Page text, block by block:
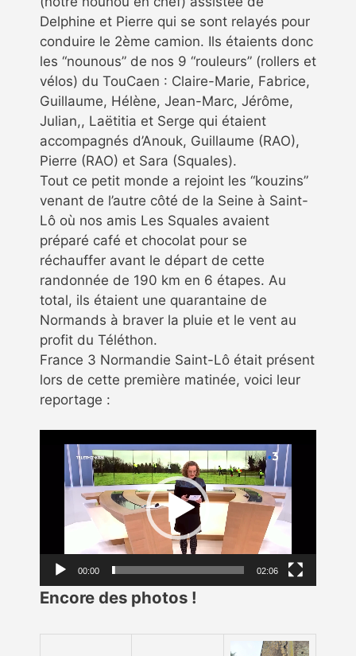
Delphine et Pierre qui se sont relayés pour
conduire le 2ème camion. Ils étaients donc
les “nounous” de nos 9 “rouleurs” (rollers et
vélos) du TouCaen : Claire-Marie, Fabrice,
Guillaume, Hélène, Jean-Marc, Jérôme,
Julian,, Laëtitia et Serge qui étaient
accompagnés d’Anouk, Guillaume (RAO),
Pierre (RAO) et Sara (Squales).
Tout ce petit monde a rejoint les “kouzins”
venant de l’autre côté de la Seine à Saint-
Lô où nos amis Les Squales avaient
préparé café et chocolat pour se
réchauffer avant le départ de cette
randonnée de 190 km en 6 étapes. Au
total, ils étaient une quarantaine de
Normands à braver la pluie et le vent au
profit du Téléthon.
France 3 Normandie Saint-Lô était présent
lors de cette première matinée, voici leur
reportage :
vidéo
00:00 02:06
Encore des photos !